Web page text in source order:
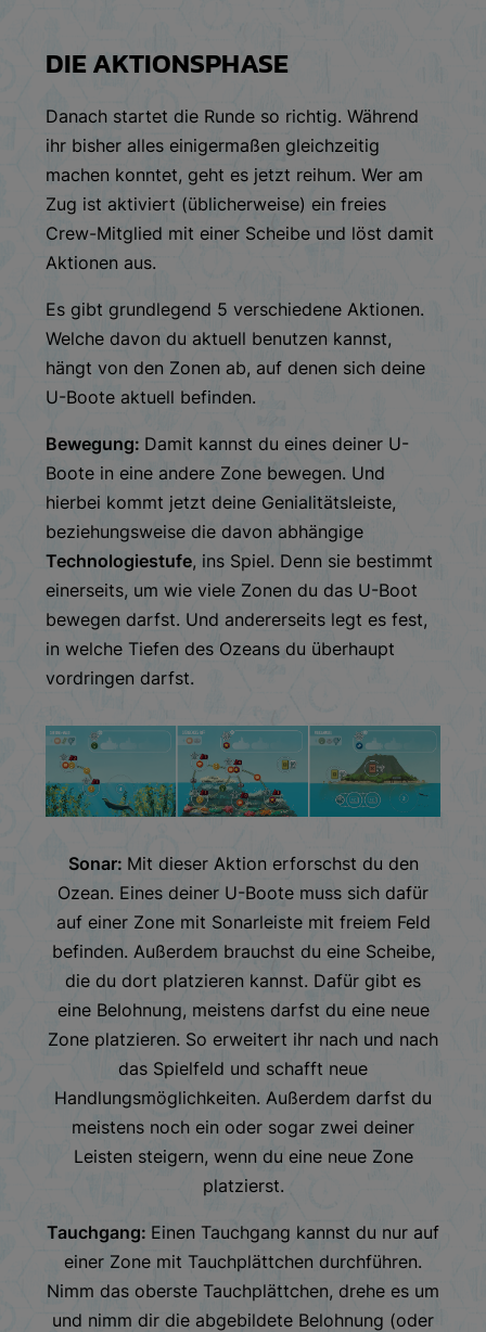
DIE AKTIONSPHASE
Danach startet die Runde so richtig. Während
ihr bisher alles einigermaßen gleichzeitig
machen konntet, geht es jetzt reihum. Wer am
Zug ist aktiviert (üblicherweise) ein freies
Crew-Mitglied mit einer Scheibe und löst damit
Aktionen aus.
Es gibt grundlegend 5 verschiedene Aktionen.
Welche davon du aktuell benutzen kannst,
hängt von den Zonen ab, auf denen sich deine
U-Boote aktuell befinden.
Bewegung: Damit kannst du eines deiner U-
Boote in eine andere Zone bewegen. Und
hierbei kommt jetzt deine Genialitätsleiste,
beziehungsweise die davon abhängige
Technologiestufe, ins Spiel. Denn sie bestimmt
einerseits, um wie viele Zonen du das U-Boot
bewegen darfst. Und andererseits legt es fest,
in welche Tiefen des Ozeans du überhaupt
vordringen darfst.
Sonar: Mit dieser Aktion erforschst du den
Ozean. Eines deiner U-Boote muss sich dafür
auf einer Zone mit Sonarleiste mit freiem Feld
befinden. Außerdem brauchst du eine Scheibe,
die du dort platzieren kannst. Dafür gibt es
eine Belohnung, meistens darfst du eine neue
Zone platzieren. So erweitert ihr nach und nach
das Spielfeld und schafft neue
Handlungsmöglichkeiten. Außerdem darfst du
meistens noch ein oder sogar zwei deiner
Leisten steigern, wenn du eine neue Zone
platzierst.
Tauchgang: Einen Tauchgang kannst du nur auf
einer Zone mit Tauchplättchen durchführen.
Nimm das oberste Tauchplättchen, drehe es um
und nimm dir die abgebildete Belohnung (oder